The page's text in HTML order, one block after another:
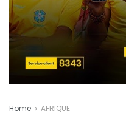
Home AFRIQUE